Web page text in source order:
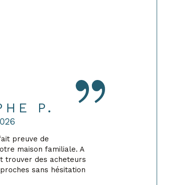
P.
preuve de
maison familiale. A
trouver des acheteurs
sans hésitation